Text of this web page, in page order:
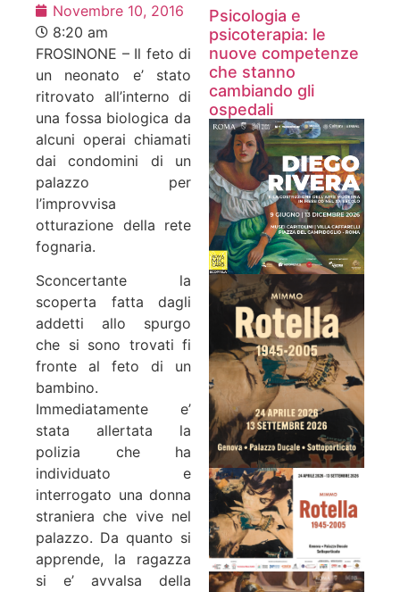
Novembre 10, 2016
8:20 am
FROSINONE – Il feto di
un neonato e’ stato
ritrovato all’interno di
una fossa biologica da
alcuni operai chiamati
dai condomini di un
palazzo per
l’improvvisa
otturazione della rete
fognaria.
Sconcertante la
scoperta fatta dagli
addetti allo spurgo
che si sono trovati fi
fronte al feto di un
bambino.
Immediatamente e’
stata allertata la
polizia che ha
individuato e
interrogato una donna
straniera che vive nel
palazzo. Da quanto si
apprende, la ragazza
si e’ avvalsa della
Psicologia e
psicoterapia: le
nuove competenze
che stanno
cambiando gli
ospedali